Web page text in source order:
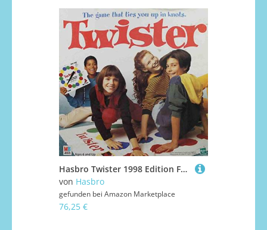
Hasbro Twister 1998 Edition Familien-Brettspiel für 2-4 Spieler ab 6 Jahren
von Hasbro
gefunden bei Amazon Marketplace
76,25 €